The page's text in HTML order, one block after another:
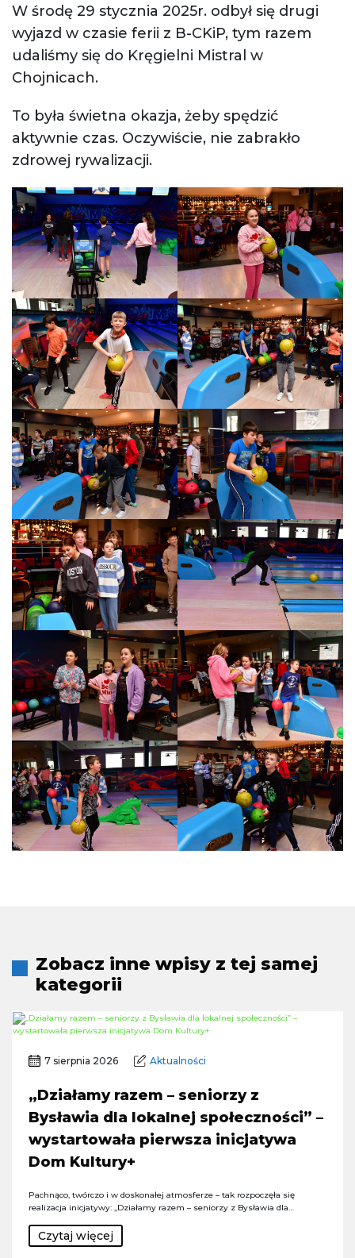
W środę 29 stycznia 2025r. odbył się drugi
wyjazd w czasie ferii z B-CKiP, tym razem
udaliśmy się do Kręgielni Mistral w
Chojnicach.
To była świetna okazja, żeby spędzić
aktywnie czas. Oczywiście, nie zabrakło
zdrowej rywalizacji.
Zobacz inne wpisy z tej samej
kategorii
7 sierpnia 2026 Aktualności
„Działamy razem – seniorzy z
Bysławia dla lokalnej społeczności” –
wystartowała pierwsza inicjatywa
Dom Kultury+
Pachnąco, twórczo i w doskonałej atmosferze – tak rozpoczęła się
realizacja inicjatywy: „Działamy razem – seniorzy z Bysławia dla…
Czytaj więcej